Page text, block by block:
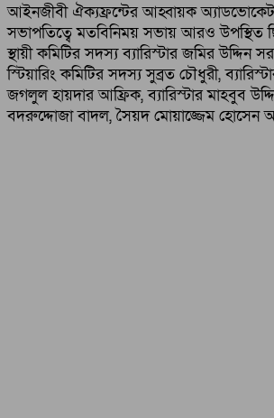
আইনজীবী ঐক্যফ্রন্টের আহ্বায়ক
সভাপতিত্বে মতবিনিময় সভায় আরও উপস্থিত
স্থায়ী কমিটির সদস্য ব্যারিস্টার জমির উদ্দিন
স্টিয়ারিং কমিটির সদস্য সুব্রত চৌধুরী,
জগলুল হায়দার আফ্রিক, ব্যারিস্টার মাহবুব
বদরুদ্দোজা বাদল, সৈয়দ মোয়াজ্জেম হোসেন